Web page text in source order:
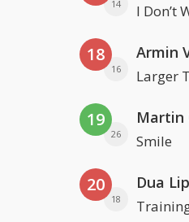
14 I Don’t
18
16
Armin
Larger
19
26
Martin
Smile
20
18
Dua